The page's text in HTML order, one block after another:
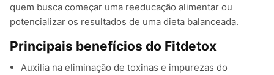
quem busca começar uma reeducação alimentar ou
potencializar os resultados de uma dieta balanceada.
Principais benefícios do Fitdetox
Auxilia na eliminação de toxinas e impurezas do